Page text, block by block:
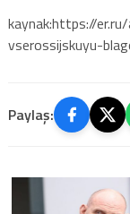
kaynak:https://
vserossijskuyu-
Paylaş: